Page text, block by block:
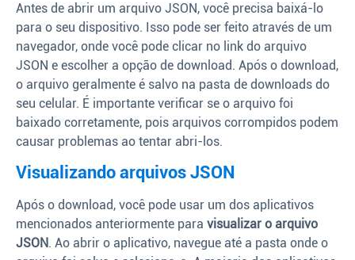
Antes de abrir um arquivo JSON, você precisa baixá-lo
para o seu dispositivo. Isso pode ser feito através de um
navegador, onde você pode clicar no link do arquivo
JSON e escolher a opção de download. Após o download,
o arquivo geralmente é salvo na pasta de downloads do
seu celular. É importante verificar se o arquivo foi
baixado corretamente, pois arquivos corrompidos podem
causar problemas ao tentar abri-los.
Visualizando arquivos JSON
Após o download, você pode usar um dos aplicativos
mencionados anteriormente para visualizar o arquivo
JSON. Ao abrir o aplicativo, navegue até a pasta onde o